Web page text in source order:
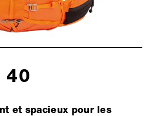
40
et spacieux pour les